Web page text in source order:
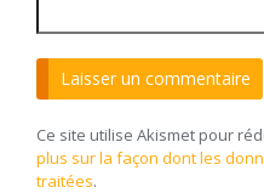
Ce site utilise Akismet pour
plus sur la façon dont les
traitées.